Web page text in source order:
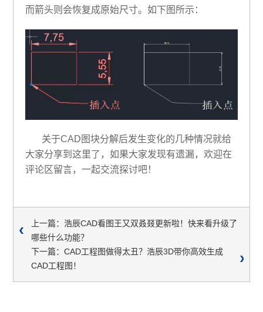
而箭头则会恢复成原始尺寸。如下图所示：
关于CAD图块分解后发生变化的几种情况就给
大家分享到这里了，如果大家发现有遗漏，欢迎在
评论区留言，一起交流探讨吧！
上一篇：浩辰CAD看图王又双叒叕更新啦！快来看升级了
哪些什么功能？
下一篇：CAD工程图做得太丑？浩辰3D带你高效生成
CAD工程图！